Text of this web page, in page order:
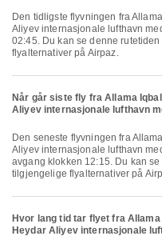
Den tidligste flyvningen fra Allama Iqbal internasjonale lufthavn til Heydar
Aliyev internasjonale lufthavn
02:45. Du kan se denne
flyalternativer på Airpaz.
Når går siste fly fra Allama
Aliyev internasjonale lufthavn
Den seneste flyvningen fra Allama Iqbal internasjonale lufthavn til Heydar
Aliyev internasjonale lufthavn
avgang klokken 12:15. Du kan
tilgjengelige flyalternativer på
Hvor lang tid tar flyet fra
Heydar Aliyev internasjonale